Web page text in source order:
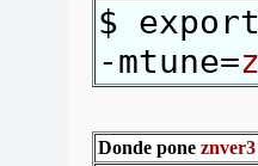
$ export
-mtune=
Donde pone znver3